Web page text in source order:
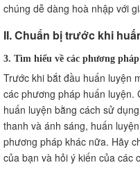
chúng dễ dàng hoà nhập với
II. Chuẩn bị trước khi
3. Tìm hiểu về các phương
Trước khi bắt đầu huấn luyện
các phương pháp huấn
huấn luyện bằng cách sử
thanh và ánh sáng, huấn
phương pháp khác nữa. Hãy
của bạn và hỏi ý kiến của các